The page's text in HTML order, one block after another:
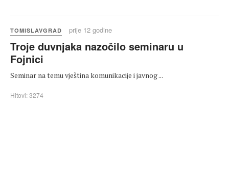
TOMISLAVGRAD prije 12 godine
Troje duvnjaka nazočilo seminaru u
Fojnici
Seminar na temu vještina komunikacije i javnog ...
Hitovi: 3274